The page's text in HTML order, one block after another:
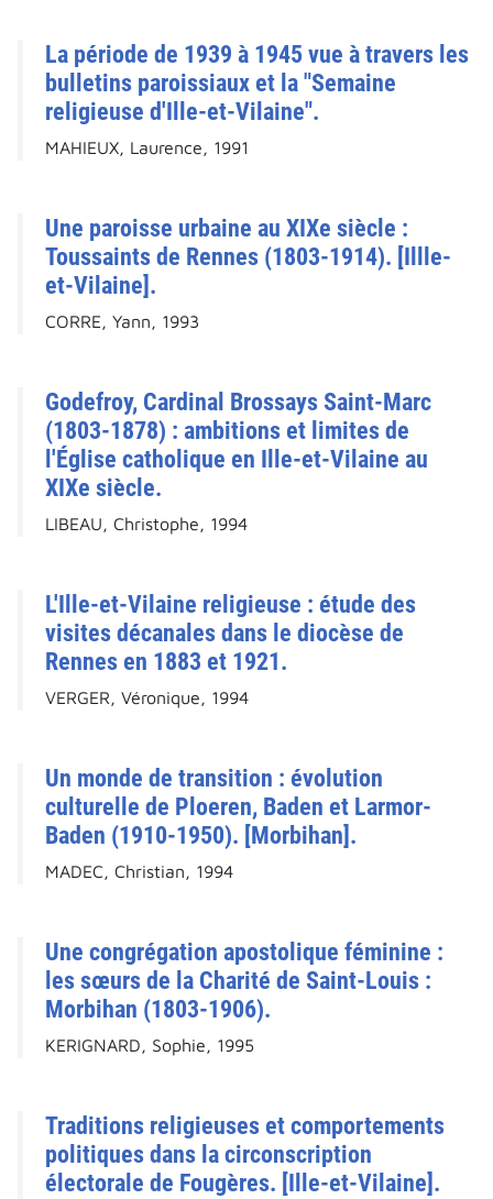
La période de 1939 à 1945 vue à travers les
bulletins paroissiaux et la "Semaine
religieuse d'Ille-et-Vilaine".
MAHIEUX, Laurence, 1991
Une paroisse urbaine au XIXe siècle :
Toussaints de Rennes (1803-1914). [Illle-
et-Vilaine].
CORRE, Yann, 1993
Godefroy, Cardinal Brossays Saint-Marc
(1803-1878) : ambitions et limites de
l'Église catholique en Ille-et-Vilaine au
XIXe siècle.
LIBEAU, Christophe, 1994
L'Ille-et-Vilaine religieuse : étude des
visites décanales dans le diocèse de
Rennes en 1883 et 1921.
VERGER, Véronique, 1994
Un monde de transition : évolution
culturelle de Ploeren, Baden et Larmor-
Baden (1910-1950). [Morbihan].
MADEC, Christian, 1994
Une congrégation apostolique féminine :
les sœurs de la Charité de Saint-Louis :
Morbihan (1803-1906).
KERIGNARD, Sophie, 1995
Traditions religieuses et comportements
politiques dans la circonscription
électorale de Fougères. [Ille-et-Vilaine].